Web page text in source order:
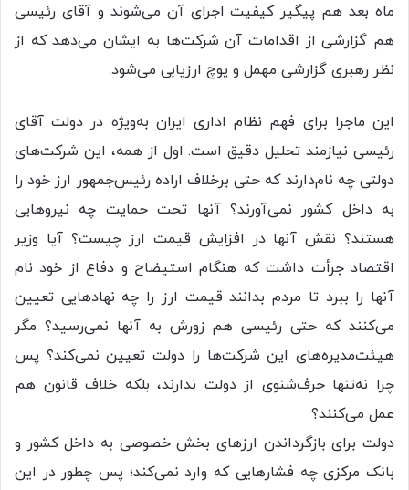
ماه بعد هم پیگیر کیفیت اجرای آن می‌شوند و آقای رئیسی
هم گزارشی از اقدامات آن شرکت‌ها به ایشان می‌دهد که از
نظر رهبری گزارشی مهمل و پوچ ارزیابی می‌شود.
این ماجرا برای فهم نظام اداری ایران به‌ویژه در دولت آقای
رئیسی نیازمند تحلیل دقیق است. اول از همه، این شرکت‌های
دولتی چه نام‌دارند که حتی برخلاف اراده رئیس‌جمهور ارز خود را
به داخل کشور نمی‌آورند؟ آنها تحت حمایت چه نیروهایی
هستند؟ نقش آنها در افزایش قیمت ارز چیست؟ آیا وزیر
اقتصاد جرأت داشت که هنگام استیضاح و دفاع از خود نام
آنها را ببرد تا مردم بدانند قیمت ارز را چه نهادهایی تعیین
می‌کنند که حتی رئیسی هم زورش به آنها نمی‌رسید؟ مگر
هیئت‌مدیره‌های این شرکت‌ها را دولت تعیین نمی‌کند؟ پس
چرا نه‌تنها حرف‌شنوی از دولت ندارند، بلکه خلاف قانون هم
عمل می‌کنند؟
دولت برای بازگرداندن ارزهای بخش خصوصی به داخل کشور و
بانک مرکزی چه فشارهایی که وارد نمی‌کند؛ پس چطور در این